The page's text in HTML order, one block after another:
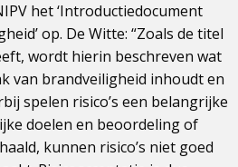
het ‘Introductiedocument
op. De Witte: “Zoals de titel
wordt hierin beschreven wat
van brandveiligheid inhoudt en
spelen risico’s een belangrijke
doelen en beoordeling of
kunnen risico’s niet goed